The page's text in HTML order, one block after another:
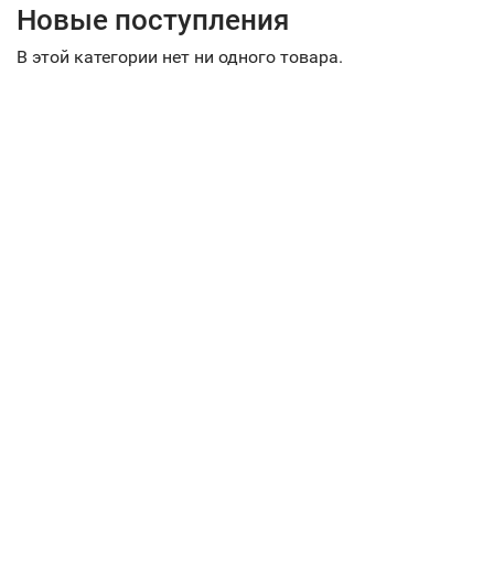
Новые поступления
В этой категории нет ни одного товара.